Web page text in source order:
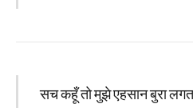
सच कहूँ तो मुझे एहसान बुरा